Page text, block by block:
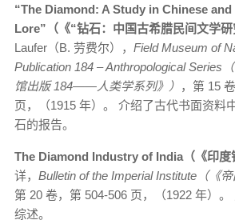
“The Diamond: A Study in Chinese
Lore”（《“钻石：中国古希腊民间文学研
Laufer（B. 劳费尔）， Field Museum of
Publication 184 – Anthropological Series
馆出版 184——人类学系列》） ，第 15
页，（1915 年）。 介绍了古代书面资料
石的报告。
The Diamond Industry of India（《印度
详， Bulletin of the Imperial Institute（《帝
第 20 卷，第 504-506 页，（1922 年）
综述。